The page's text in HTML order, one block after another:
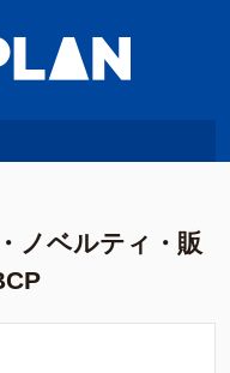
ノベルティ・販